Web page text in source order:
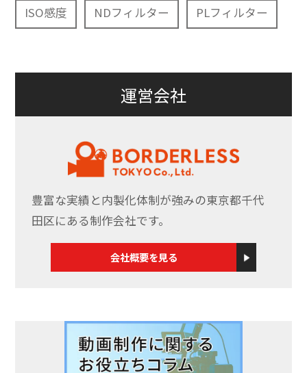
ISO感度 NDフィルター PLフィルター
運営会社
豊富な実績と内製化体制が強みの東京都千代
田区にある制作会社です。
会社概要を見る